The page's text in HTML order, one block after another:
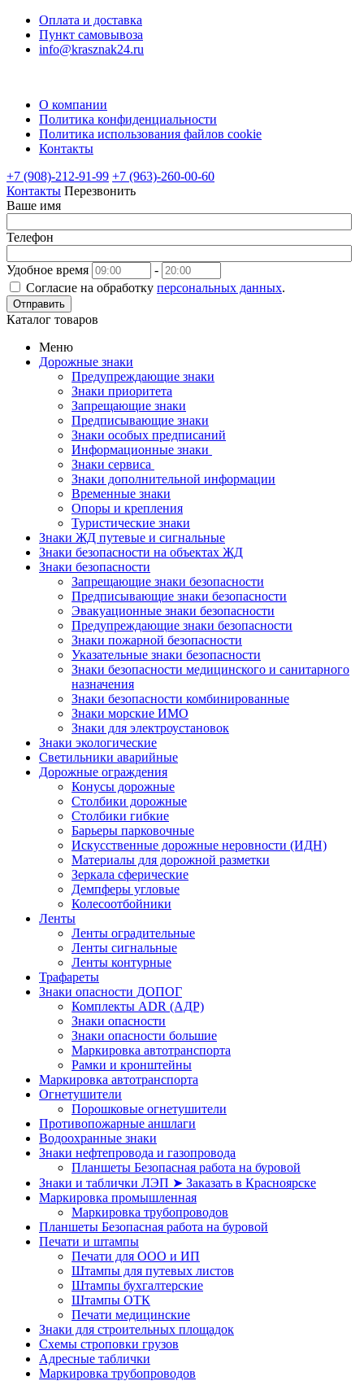
Оплата и доставка
Пункт самовывоза
info@krasznak24.ru
О компании
Политика конфиденциальности
Политика использования файлов cookie
Контакты
+7 (908)-212-91-99 +7 (963)-260-00-60
Контакты Перезвонить
Ваше имя
Телефон
Удобное время
-
Согласие на обработку персональных данных.
Отправить
Каталог товаров
Меню
Дорожные знаки
Предупреждающие знаки
Знаки приоритета
Запрещающие знаки
Предписывающие знаки
Знаки особых предписаний
Информационные знаки
Знаки сервиса
Знаки дополнительной информации
Временные знаки
Опоры и крепления
Туристические знаки
Знаки ЖД путевые и сигнальные
Знаки безопасности на объектах ЖД
Знаки безопасности
Запрещающие знаки безопасности
Предписывающие знаки безопасности
Эвакуационные знаки безопасности
Предупреждающие знаки безопасности
Знаки пожарной безопасности
Указательные знаки безопасности
Знаки безопасности медицинского и санитарного
назначения
Знаки безопасности комбинированные
Знаки морские ИМО
Знаки для электроустановок
Знаки экологические
Светильники аварийные
Дорожные ограждения
Конусы дорожные
Столбики дорожные
Столбики гибкие
Барьеры парковочные
Искусственные дорожные неровности (ИДН)
Материалы для дорожной разметки
Зеркала сферические
Демпферы угловые
Колесоотбойники
Ленты
Ленты оградительные
Ленты сигнальные
Ленты контурные
Трафареты
Знаки опасности ДОПОГ
Комплекты ADR (АДР)
Знаки опасности
Знаки опасности большие
Маркировка автотранспорта
Рамки и кронштейны
Маркировка автотранспорта
Огнетушители
Порошковые огнетушители
Противопожарные аншлаги
Водоохранные знаки
Знаки нефтепровода и газопровода
Планшеты Безопасная работа на буровой
Знаки и таблички ЛЭП ➤ Заказать в Красноярске
Маркировка промышленная
Маркировка трубопроводов
Планшеты Безопасная работа на буровой
Печати и штампы
Печати для ООО и ИП
Штампы для путевых листов
Штампы бухгалтерские
Штампы ОТК
Печати медицинские
Знаки для строительных площадок
Схемы строповки грузов
Адресные таблички
Маркировка трубопроводов